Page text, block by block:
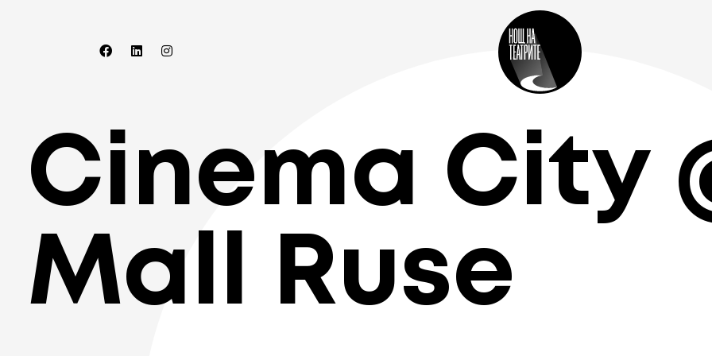
Cinema City
Mall Ruse